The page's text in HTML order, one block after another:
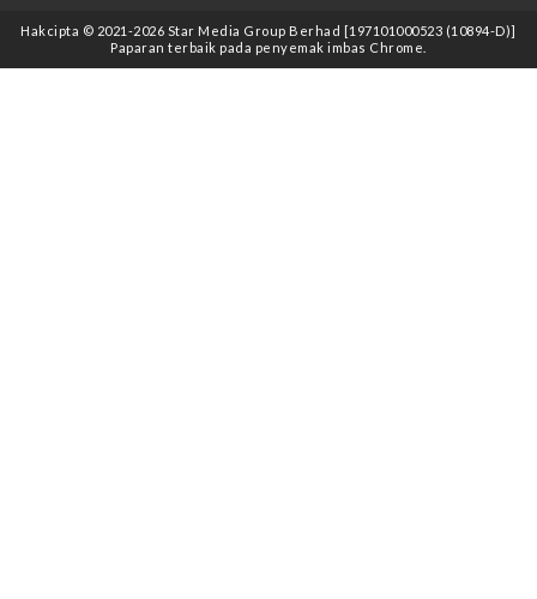
Hakcipta © 2021 -2026 Star Media Group Berhad [197101000523 (10894-D)]
Paparan terbaik pada penyemak imbas Chrome.